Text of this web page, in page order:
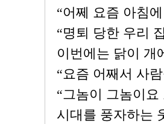
“어쩨 요즘 아침
“명퇴 당한 우리
이번에는 닭이 개
“요즘 어째서 사
“그놈이 그놈이
시대를 풍자하는